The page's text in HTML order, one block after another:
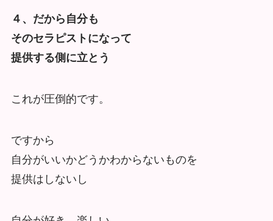
４、だから自分も
そのセラピストになって
提供する側に立とう
これが圧倒的です。
ですから
自分がいいかどうかわからないものを
提供はしないし